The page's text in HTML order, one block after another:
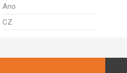
Ano
CZ